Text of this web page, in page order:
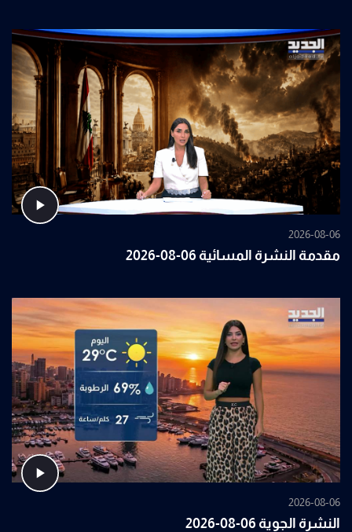
2026-08-06
مقدمة النشرة المسائية 06-08-2026
2026-08-06
النشرة الجوية 06-08-2026